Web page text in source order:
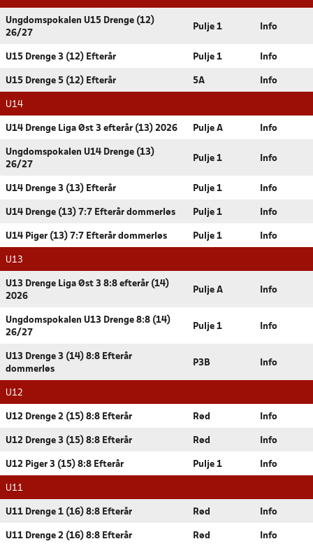
Ungdomspokalen U15 Drenge (12)
26/27
Pulje 1 Info
U15 Drenge 3 (12) Efterår Pulje 1 Info
U15 Drenge 5 (12) Efterår 5A Info
U14
U14 Drenge Liga Øst 3 efterår (13) 2026 Pulje A Info
Ungdomspokalen U14 Drenge (13)
26/27
Pulje 1 Info
U14 Drenge 3 (13) Efterår Pulje 1 Info
U14 Drenge (13) 7:7 Efterår dommerløs Pulje 1 Info
U14 Piger (13) 7:7 Efterår dommerløs Pulje 1 Info
U13
U13 Drenge Liga Øst 3 8:8 efterår (14)
2026
Pulje A Info
Ungdomspokalen U13 Drenge 8:8 (14)
26/27
Pulje 1 Info
U13 Drenge 3 (14) 8:8 Efterår
dommerløs
P3B Info
U12
U12 Drenge 2 (15) 8:8 Efterår Rød Info
U12 Drenge 3 (15) 8:8 Efterår Rød Info
U12 Piger 3 (15) 8:8 Efterår Pulje 1 Info
U11
U11 Drenge 1 (16) 8:8 Efterår Rød Info
U11 Drenge 2 (16) 8:8 Efterår Rød Info